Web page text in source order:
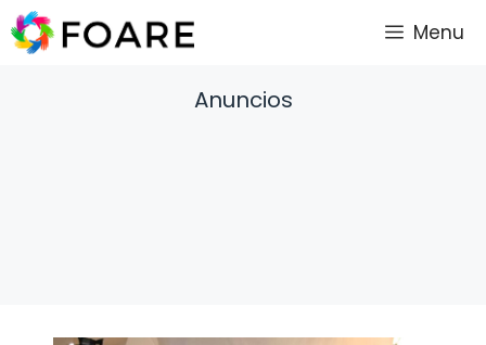
Saltar
al
Menu
Anuncios